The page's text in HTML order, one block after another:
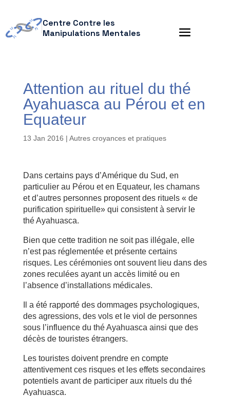
Centre Contre les
Manipulations Mentales
Attention au rituel du thé
Ayahuasca au Pérou et en
Equateur
13 Jan 2016 | Autres croyances et pratiques
Dans certains pays d’Amérique du Sud, en
particulier au Pérou et en Equateur, les chamans
et d’autres personnes proposent des rituels « de
purification spirituelle» qui consistent à servir le
thé Ayahuasca.
Bien que cette tradition ne soit pas illégale, elle
n’est pas réglementée et présente certains
risques. Les cérémonies ont souvent lieu dans des
zones reculées ayant un accès limité ou en
l’absence d’installations médicales.
Il a été rapporté des dommages psychologiques,
des agressions, des vols et le viol de personnes
sous l’influence du thé Ayahuasca ainsi que des
décès de touristes étrangers.
Les touristes doivent prendre en compte
attentivement ces risques et les effets secondaires
potentiels avant de participer aux rituels du thé
Ayahuasca.